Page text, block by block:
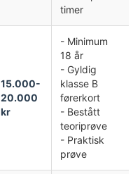
timer
15.000-
20.000
kr
- Minimum
18 år
- Gyldig
klasse B
førerkort
- Bestått
teoriprøve
- Praktisk
prøve